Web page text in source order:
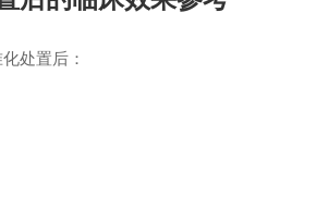
处置后：